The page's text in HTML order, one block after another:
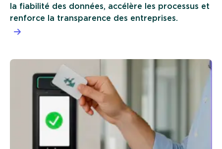
la fiabilité des données, accélère les processus et
renforce la transparence des entreprises.